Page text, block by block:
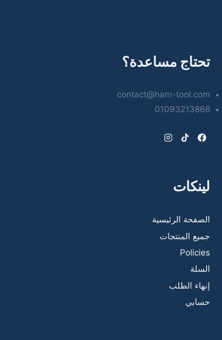
تحتاج مساعدة؟
contact@ham-tool.com
01093213868
لينكات
الصفحة الرئيسية
جميع المنتجات
Policies
السلة
إنهاء الطلب
حسابي